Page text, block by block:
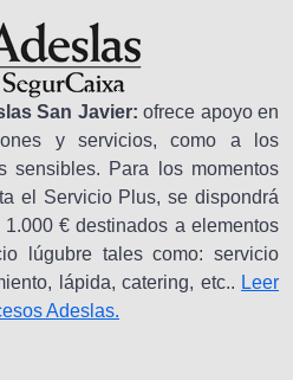
San Javier: ofrece apoyo en
y servicios, como a los
sensibles. Para los momentos
el Servicio Plus, se dispondrá
€ destinados a elementos
lúgubre tales como: servicio
lápida, catering, etc.. Leer
Adeslas.